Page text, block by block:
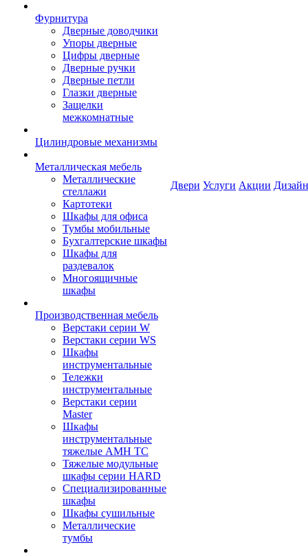
Фурнитура
Дверные доводчики
Упоры дверные
Цифры дверные
Дверные ручки
Дверные петли
Глазки дверные
Защелки
межкомнатные
Цилиндровые механизмы
Металлическая мебель
Металлические
стеллажи
Картотеки
Шкафы для офиса
Тумбы мобильные
Бухгалтерские шкафы
Шкафы для
раздевалок
Многоящичные
шкафы
Производственная мебель
Верстаки серии W
Верстаки серии WS
Шкафы
инструментальные
Тележки
инструментальные
Верстаки серии
Master
Шкафы
инструментальные
тяжелые AMH TC
Тяжелые модульные
шкафы серии HARD
Cпециализированные
шкафы
Шкафы сушильные
Металлические
тумбы
Двери Услуги Акции